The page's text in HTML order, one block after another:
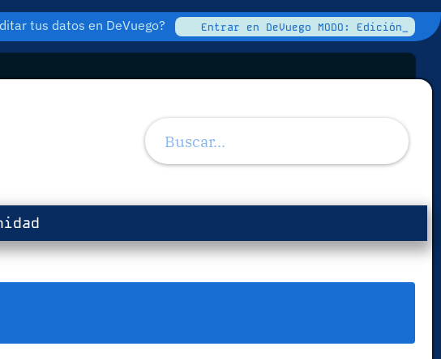
tus datos en DeVuego? Entrar en DeVuego MODO: Edición_